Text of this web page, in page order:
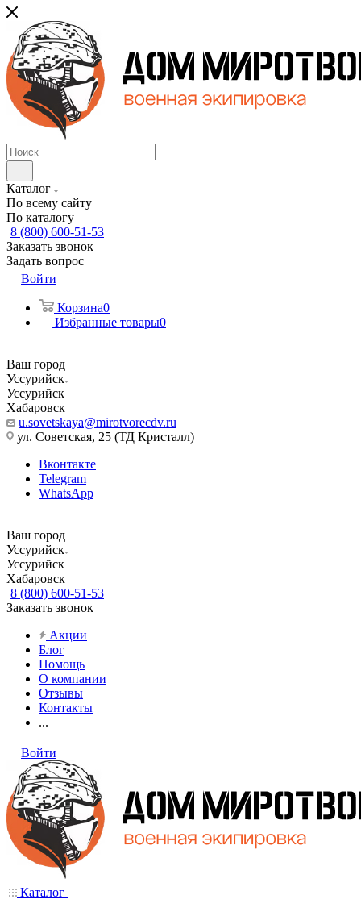
Каталог
По всему сайту
По каталогу
8 (800) 600-51-53
Заказать звонок
Задать вопрос
Войти
Корзина0
Избранные товары0
Ваш город
Уссурийск
Уссурийск
Хабаровск
u.sovetskaya@mirotvorecdv.ru
ул. Советская, 25 (ТД Кристалл)
Вконтакте
Telegram
WhatsApp
Ваш город
Уссурийск
Уссурийск
Хабаровск
8 (800) 600-51-53
Заказать звонок
Акции
Блог
Помощь
О компании
Отзывы
Контакты
...
Войти
Каталог